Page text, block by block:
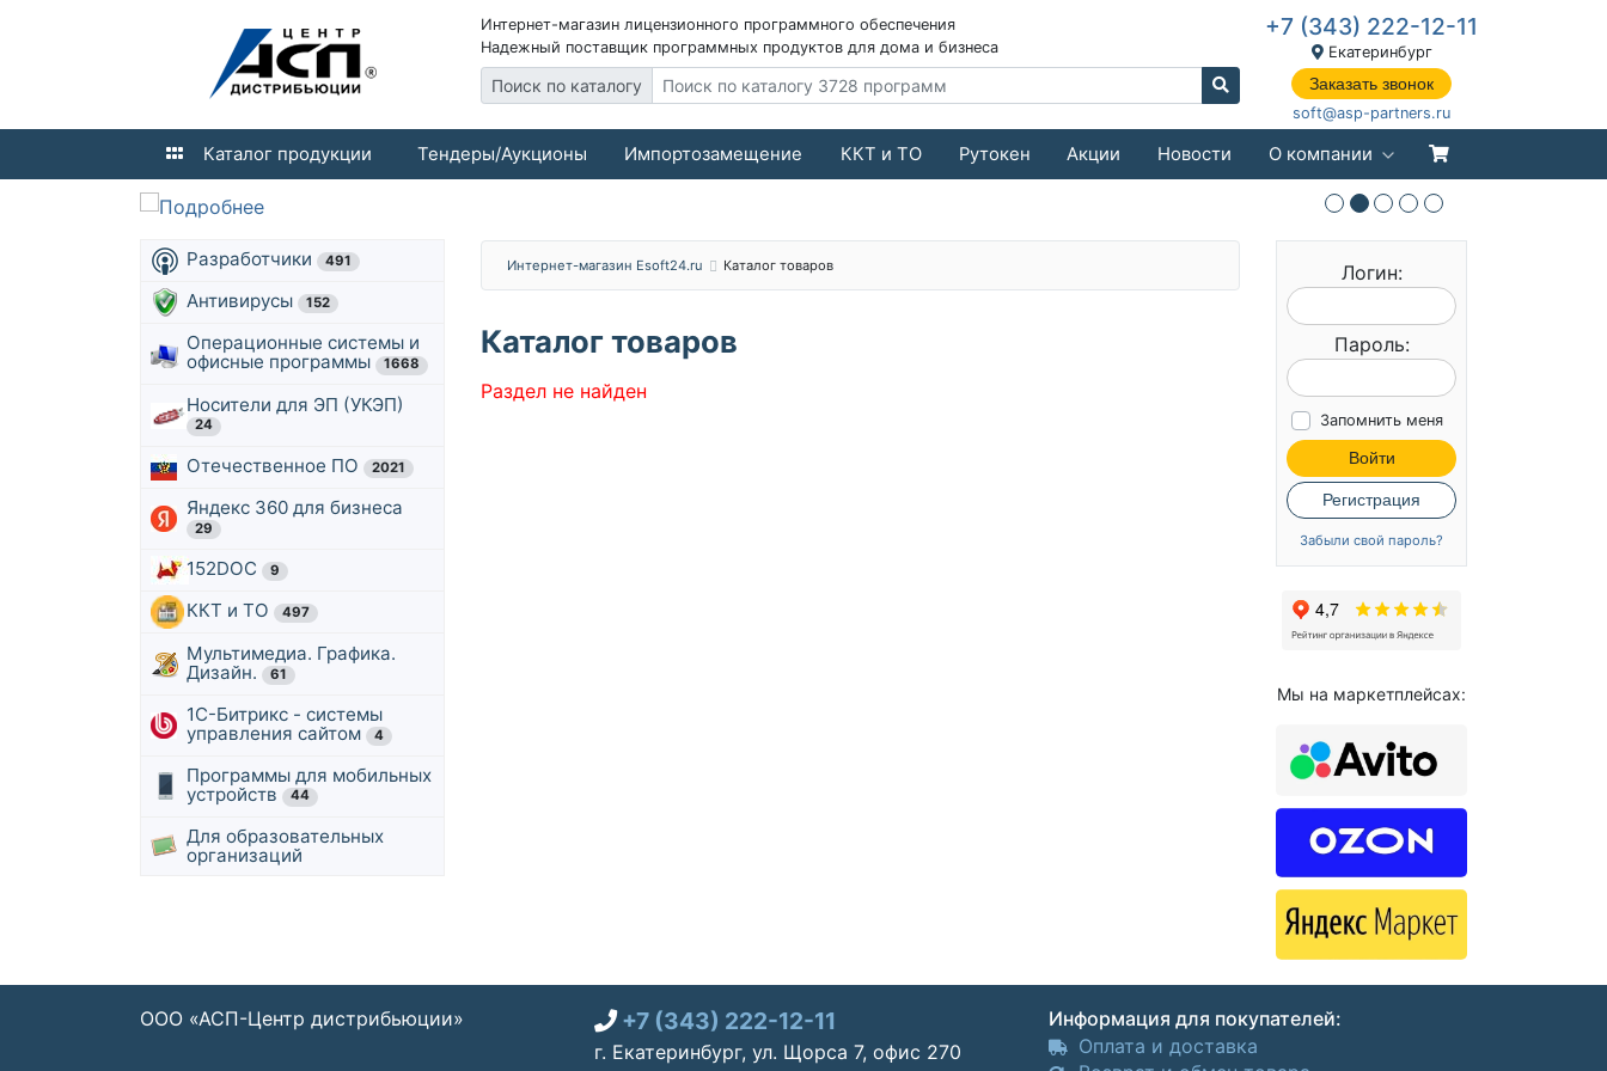
Интернет-магазин лицензионного программного обеспечения
Надежный поставщик программных продуктов для дома и бизнеса
Поиск по каталогу
+7 (343) 222-12-11
Екатеринбург
Заказать звонок
soft@asp-partners.ru
Каталог продукции Тендеры/Аукционы Импортозамещение ККТ и ТО Рутокен Акции Новости О компании
Разработчики 491
Антивирусы 152
Операционные системы и
офисные программы
1668
Носители для ЭП (УКЭП)
24
Отечественное ПО 2021
Яндекс 360 для бизнеса
29
152DOC 9
ККТ и ТО 497
Мультимедиа. Графика.
Дизайн.
61
1С-Битрикс - системы
управления сайтом
4
Программы для мобильных
устройств
44
Для образовательных
организаций
Интернет-магазин Esoft24.ru Каталог товаров
Каталог товаров
Раздел не найден
Логин:
Пароль:
Запомнить меня
Войти
Регистрация
Забыли свой пароль?
Мы на маркетплейсах:
ООО «АСП-Центр дистрибьюции» +7 (343) 222-12-11
г. Екатеринбург, ул. Щорса 7, офис 270
Информация для покупателей:
Оплата и доставка